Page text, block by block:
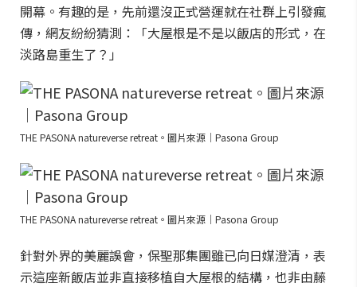
開幕。有趣的是，先前還沒正式營運就在社群上引發瘋
傳，網友紛紛猜測：「大屋根是不是以飯店的形式，在
淡路島重生了？」
THE PASONA natureverse retreat。圖片來源｜Pasona Group
THE PASONA natureverse retreat。圖片來源｜Pasona Group
針對外界的美麗誤會，保聖那集團雖已向日媒澄清，表
示這座新飯店並非直接移植自大屋根的結構，也非由藤